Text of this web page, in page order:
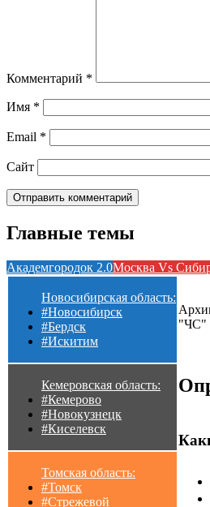
Комментарий *
Имя *
Email *
Сайт
Главные темы
Академгородок 2.0Москва Vs
Новосибирская область:
#Новосибирск
#Бердск
#Искитим
Кемеровская область:
#Кемерово
#Новокузнецк
#Киселевск
Томская область:
#Томск
#Стрежевой
"ЧС"